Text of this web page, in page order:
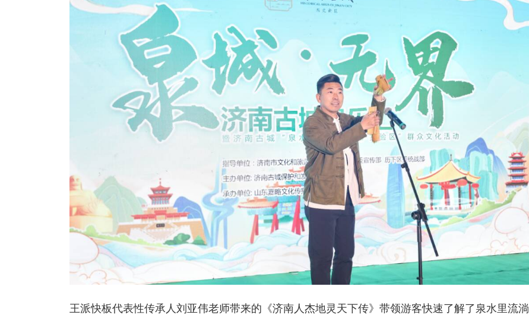
王派快板代表性传承人刘亚伟老师带来的《济南人杰地灵天下传》带领游客快速了解了泉水里流淌